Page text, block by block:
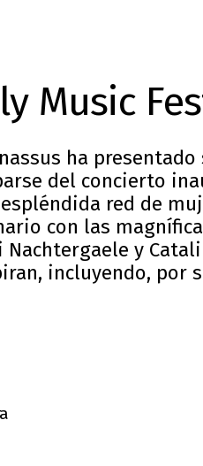
Music
ha
del concierto
red de
con las
y
incluyendo, por